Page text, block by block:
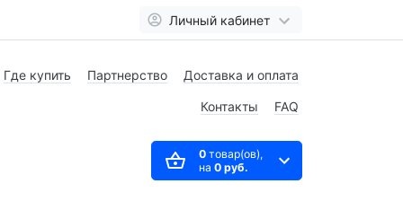
Личный кабинет
Где купить Партнерство Доставка и оплата
Контакты FAQ
0товар(ов),
на 0 руб.